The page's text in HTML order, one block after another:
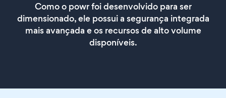
Como o powr foi desenvolvido para ser
dimensionado, ele possui a segurança integrada
mais avançada e os recursos de alto volume
disponíveis.